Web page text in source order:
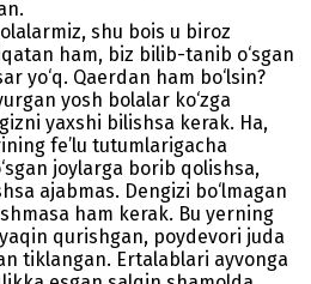
shu bois u biroz
ham, biz bilib-tanib o‘sgan
yo‘q. Qaerdan ham bo‘lsin?
yosh bolalar ko‘zga
yaxshi bilishsa kerak. Ha,
fe’lu tutumlarigacha
joylarga borib qolishsa,
ajabmas. Dengizi bo‘lmagan
ham kerak. Bu yerning
qurishgan, poydevori juda
tiklangan. Ertalablari ayvonga